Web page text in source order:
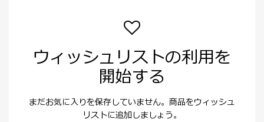
ウィッシュリストの利用を
開始する
まだお気に入りを保存していません。商品をウィッシュ
リストに追加しましょう。